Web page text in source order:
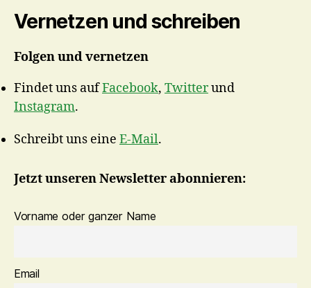
Vernetzen und schreiben
Folgen und vernetzen
Findet uns aufFacebook, Twitterund
Instagram.
Schreibt uns eine E-Mail.
Jetzt unseren Newsletter abonnieren:
Vorname oder ganzer Name
Email